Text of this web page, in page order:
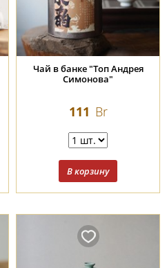
Чай в банке "Топ Андрея
Симонова"
111 Br